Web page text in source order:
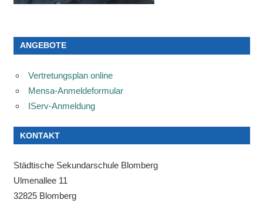
ANGEBOTE
Vertretungsplan online
Mensa-Anmeldeformular
IServ-Anmeldung
KONTAKT
Städtische Sekundarschule Blomberg
Ulmenallee 11
32825 Blomberg